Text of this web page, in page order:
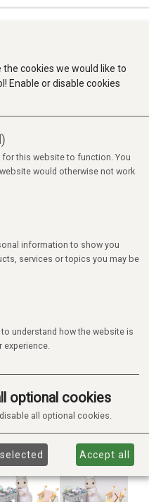
cookies we would like to
Enable or disable cookies
this website to function. You
would otherwise not work
information to show you
services or topics you may be
understand how the website is
experience.
optional cookies
all optional cookies.
Accept all